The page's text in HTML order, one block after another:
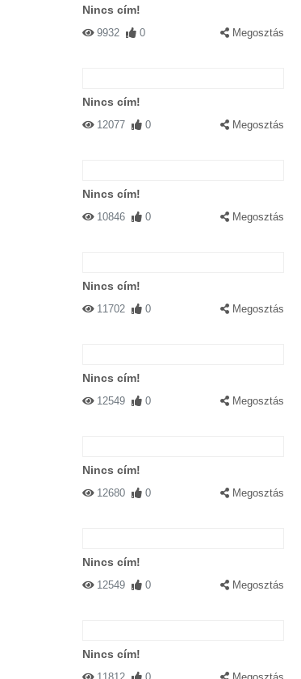
Nincs cím!
9932 0 Megosztás
Nincs cím!
12077 0 Megosztás
Nincs cím!
10846 0 Megosztás
Nincs cím!
11702 0 Megosztás
Nincs cím!
12549 0 Megosztás
Nincs cím!
12680 0 Megosztás
Nincs cím!
12549 0 Megosztás
Nincs cím!